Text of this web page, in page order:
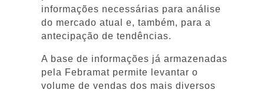
informações necessárias para análise
do mercado atual e, também, para a
antecipação de tendências.
A base de informações já armazenadas
pela Febramat permite levantar o
volume de vendas dos mais diversos